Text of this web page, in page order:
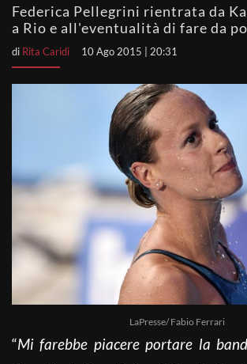
Federica Pellegrini rientrata da
a Rio e all'eventualità di fare da
di Rita Caridi 10 Ago 2015 | 20:31
LaPresse/ Fabio Ferrari
“Mi farebbe piacere portare la